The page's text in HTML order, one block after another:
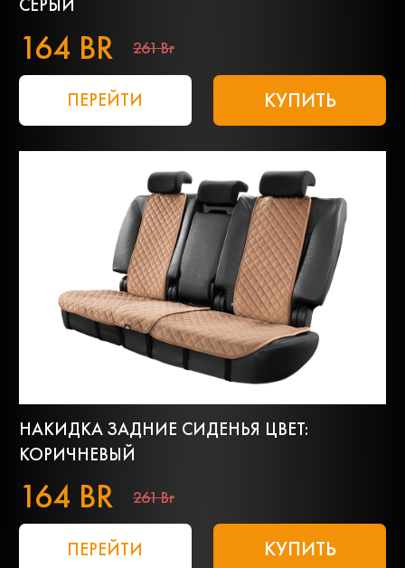
СЕРЫЙ
164 BR 261 Br
ПЕРЕЙТИ КУПИТЬ
НАКИДКА ЗАДНИЕ СИДЕНЬЯ ЦВЕТ:
КОРИЧНЕВЫЙ
164 BR 261 Br
ПЕРЕЙТИ КУПИТЬ